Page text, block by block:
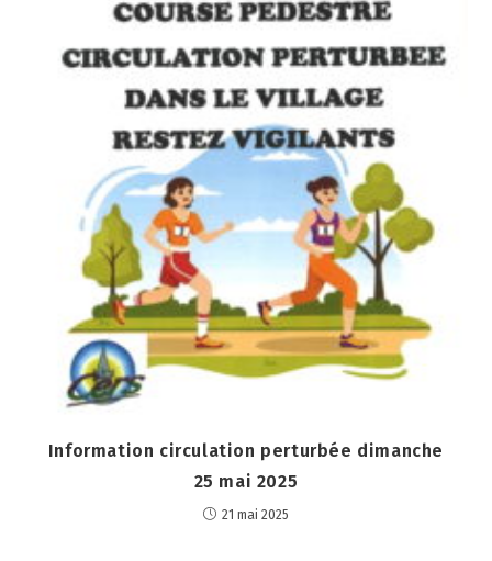
Information circulation perturbée dimanche
25 mai 2025
21 mai 2025